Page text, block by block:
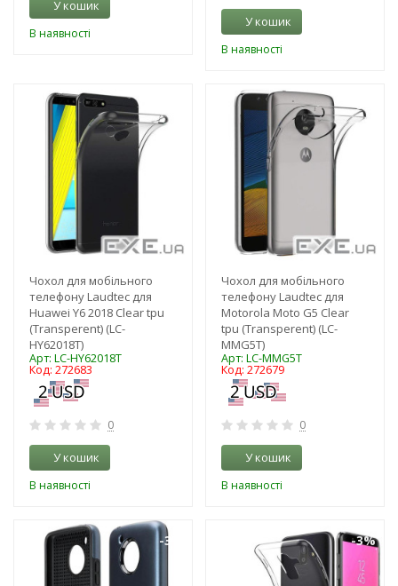
У кошик
В наявності
У кошик
В наявності
Чохол для мобільного
телефону Laudtec для
Huawei Y6 2018 Clear tpu
(Transperent) (LC-
HY62018T)
Арт: LC-HY62018T
Код: 272683
0
У кошик
В наявності
-3%
Чохол для мобільного
телефону Laudtec для
Motorola Moto G5 Clear
tpu (Transperent) (LC-
MMG5T)
Арт: LC-MMG5T
Код: 272679
0
У кошик
В наявності
-3% -3%